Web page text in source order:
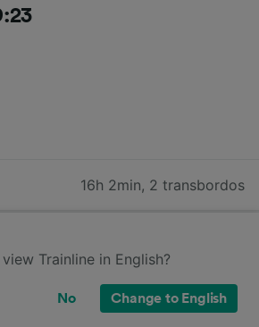
16h 2min, 2 transbordos
horarios y precios de hoy
Trainline in English?
No Change to English